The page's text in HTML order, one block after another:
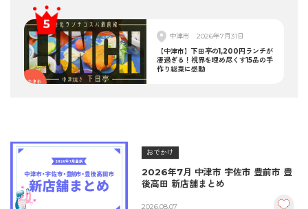
中津市
2026年7月31日
【中津市】下田亭の1,200円ランチが
凄過ぎる！視界を埋め尽くす15品の手
作り総菜に感動
おでかけ
2026年7月 中津市 宇佐市 豊前市 豊
後高田 新店舗まとめ
2026.08.07